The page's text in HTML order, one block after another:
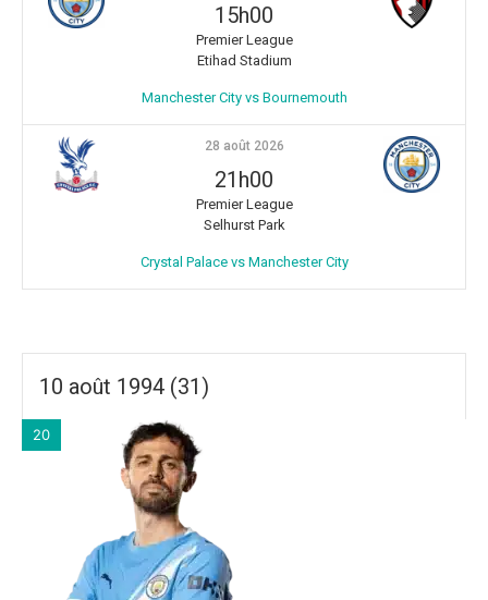
15h00
Premier League
Etihad Stadium
Manchester City vs Bournemouth
28 août 2026
21h00
Premier League
Selhurst Park
Crystal Palace vs Manchester City
10 août 1994 (31)
20